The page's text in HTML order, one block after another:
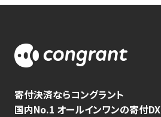
寄付決済ならコングラント
国内No.1 オールインワンの寄付